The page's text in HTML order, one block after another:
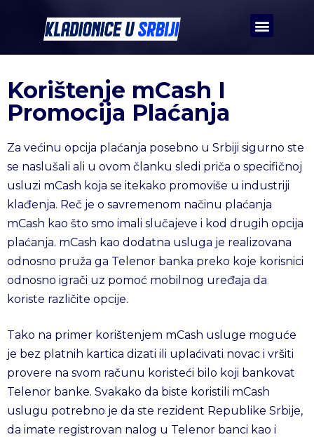
Korištenje mCash I
Promocija Plaćanja
Za većinu opcija plaćanja posebno u Srbiji sigurno ste
se naslušali ali u ovom članku sledi priča o specifičnoj
usluzi mCash koja se itekako promoviše u industriji
klađenja. Reč je o savremenom načinu plaćanja
mCash kao što smo imali slučajeve i kod drugih opcija
plaćanja. mCash kao dodatna usluga je realizovana
odnosno pruža ga Telenor banka preko koje korisnici
odnosno igrači uz pomoć mobilnog uređaja da
koriste različite opcije.
Tako na primer korištenjem mCash usluge moguće
je bez platnih kartica dizati ili uplaćivati novac i vršiti
provere na svom računu koristeći bilo koji bankovat
Telenor banke. Svakako da biste koristili mCash
uslugu potrebno je da ste rezident Republike Srbije,
da imate registrovan nalog u Telenor banci kao i